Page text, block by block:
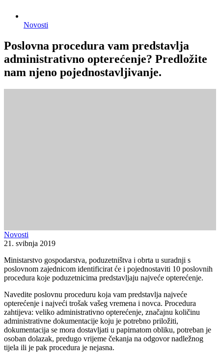
Novosti
Poslovna procedura vam predstavlja
administrativno opterećenje? Predložite
nam njeno pojednostavljivanje.
Novosti
21. svibnja 2019
Ministarstvo gospodarstva, poduzetništva i obrta u suradnji s
poslovnom zajednicom identificirat će i pojednostaviti 10 poslovnih
procedura koje poduzetnicima predstavljaju najveće opterećenje.
Navedite poslovnu proceduru koja vam predstavlja najveće
opterećenje i najveći trošak vašeg vremena i novca. Procedura
zahtijeva: veliko administrativno opterećenje, značajnu količinu
administrativne dokumentacije koju je potrebno priložiti,
dokumentacija se mora dostavljati u papirnatom obliku, potreban je
osoban dolazak, predugo vrijeme čekanja na odgovor nadležnog
tijela ili je pak procedura je nejasna.